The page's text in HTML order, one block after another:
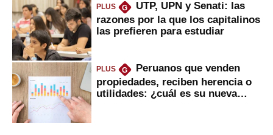
PLUS G
UTP, UPN y Senati: las
razones por la que los capitalinos
las prefieren para estudiar
PLUS G
Peruanos que venden
propiedades, reciben herencia o
utilidades: ¿cuál es su nueva